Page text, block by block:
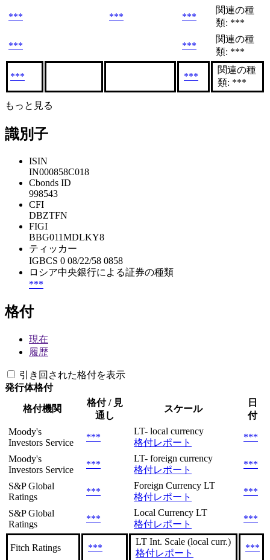
*** *** ***
関連の種
類: ***
*** ***
関連の種
類: ***
*** ***
関連の種
類: ***
もっと見る
識別子
ISIN
IN000858C018
Cbonds ID
998543
CFI
DBZTFN
FIGI
BBG011MDLKY8
ティッカー
IGBCS 0 08/22/58 0858
ロシア中央銀行による証券の種類
***
格付
現在
履歴
引き回された格付を表示
発行体格付
格付機関
格付 / 見
通し
スケール
日
付
Moody's
Investors Service
***
LT- local currency
格付レポート
***
Moody's
Investors Service
***
LT- foreign currency
格付レポート
***
S&P Global
Ratings
***
Foreign Currency LT
格付レポート
***
S&P Global
Ratings
***
Local Currency LT
格付レポート
***
Fitch Ratings ***
LT Int. Scale (local curr.)
格付レポート
***